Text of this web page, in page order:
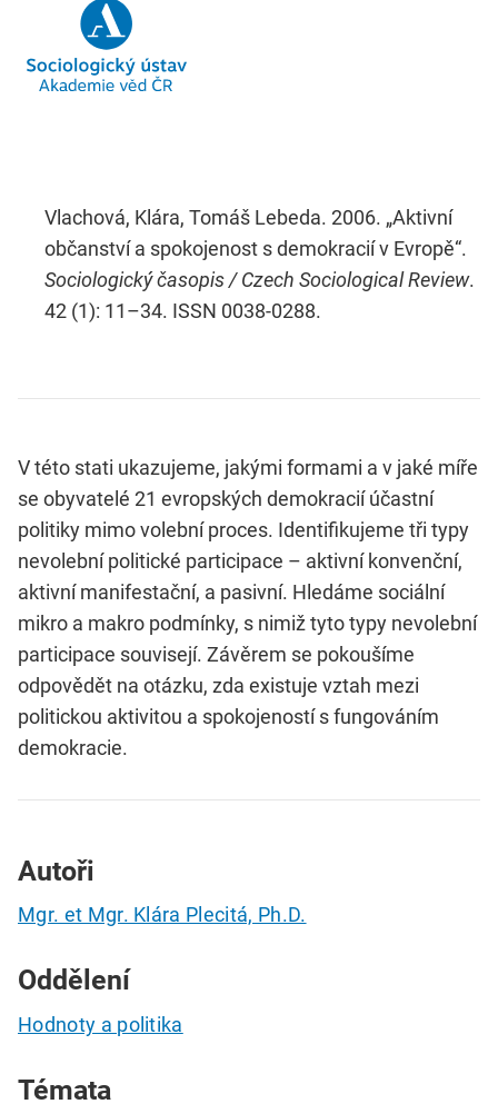
Vlachová, Klára, Tomáš Lebeda. 2006. „Aktivní
občanství a spokojenost s demokracií v Evropě“.
Sociologický časopis / Czech Sociological Review.
42 (1): 11–34. ISSN 0038-0288.
V této stati ukazujeme, jakými formami a v jaké míře
se obyvatelé 21 evropských demokracií účastní
politiky mimo volební proces. Identifikujeme tři typy
nevolební politické participace – aktivní konvenční,
aktivní manifestační, a pasivní. Hledáme sociální
mikro a makro podmínky, s nimiž tyto typy nevolební
participace souvisejí. Závěrem se pokoušíme
odpovědět na otázku, zda existuje vztah mezi
politickou aktivitou a spokojeností s fungováním
demokracie.
Autoři
Mgr. et Mgr. Klára Plecitá, Ph.D.
Oddělení
Hodnoty a politika
Témata